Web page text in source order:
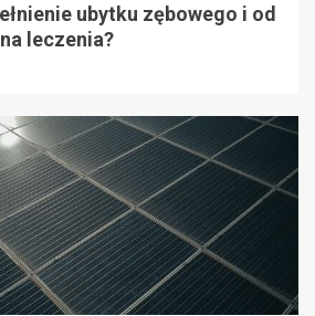
ubytku zębowego i od
leczenia?